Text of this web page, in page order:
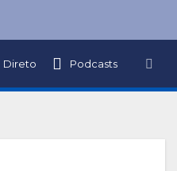
Direto Podcasts